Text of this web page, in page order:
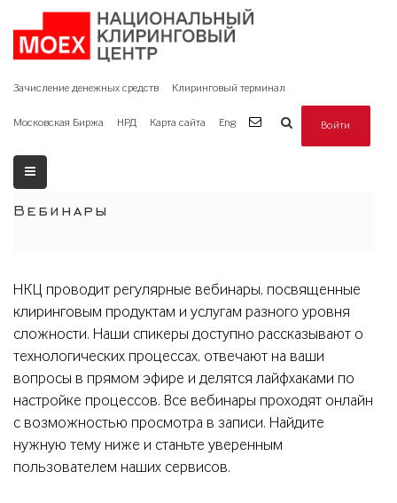
Зачисление денежных средств Клиринговый терминал
Московская Биржа НРД Карта сайта Eng Войти
Вебинары
НКЦ проводит регулярные вебинары, посвященные
клиринговым продуктам и услугам разного уровня
сложности. Наши спикеры доступно рассказывают о
технологических процессах, отвечают на ваши
вопросы в прямом эфире и делятся лайфхаками по
настройке процессов. Все вебинары проходят онлайн
с возможностью просмотра в записи. Найдите
нужную тему ниже и станьте уверенным
пользователем наших сервисов.